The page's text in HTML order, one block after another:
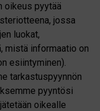
oikeus pyytää
jossa
luokat,
mistä informaatio on
esiintyminen).
tarkastuspyynnön
pyyntösi
oikealle